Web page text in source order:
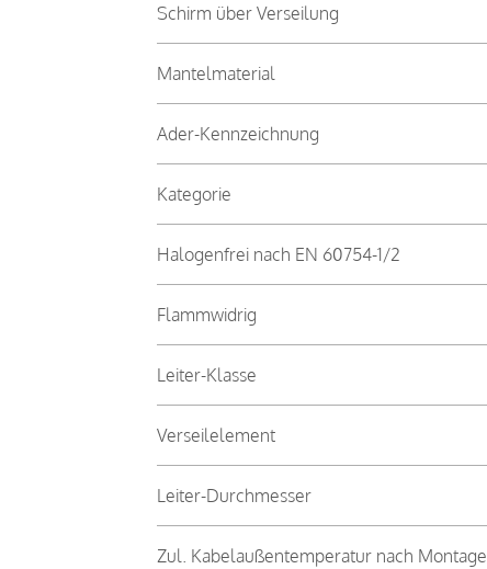
Schirm über Verseilung
Mantelmaterial
Ader-Kennzeichnung
Kategorie
Halogenfrei nach EN 60754-1/2
Flammwidrig
Leiter-Klasse
Verseilelement
Leiter-Durchmesser
Zul. Kabelaußentemperatur nach Montage